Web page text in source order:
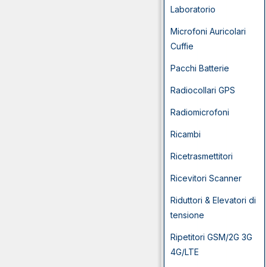
Laboratorio
Microfoni Auricolari
Cuffie
Pacchi Batterie
Radiocollari GPS
Radiomicrofoni
Ricambi
Ricetrasmettitori
Ricevitori Scanner
Riduttori & Elevatori di
tensione
Ripetitori GSM/2G 3G
4G/LTE